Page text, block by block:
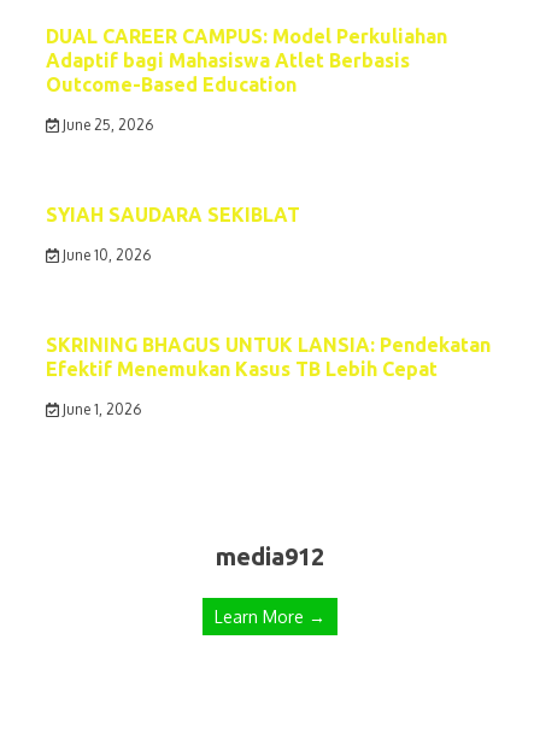
DUAL CAREER CAMPUS: Model Perkuliahan
Adaptif bagi Mahasiswa Atlet Berbasis
Outcome-Based Education
June 25, 2026
SYIAH SAUDARA SEKIBLAT
June 10, 2026
SKRINING BHAGUS UNTUK LANSIA: Pendekatan
Efektif Menemukan Kasus TB Lebih Cepat
June 1, 2026
media912
Learn More →